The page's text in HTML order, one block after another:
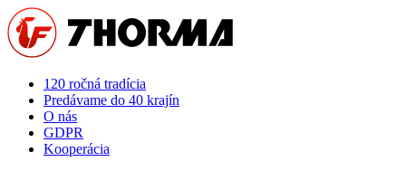
120 ročná tradícia
Predávame do 40 krajín
O nás
GDPR
Kooperácia